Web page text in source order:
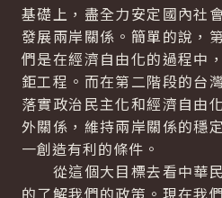
基礎上，盡全力安定國內社
發展兩岸關係。簡單的說，
們是在經濟自由化的過程中
鉅工程。而在第二階段的台
落實政治民主化和經濟自由
外關係，維持兩岸關係的穩
一創造有利的條件。
從這個大目標去看中華民
的了解我們的政策。現在我